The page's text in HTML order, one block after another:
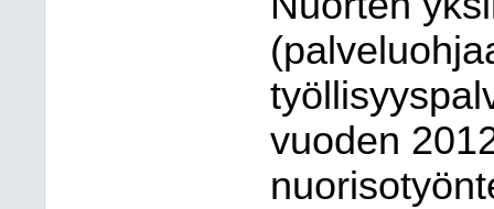
vuoden